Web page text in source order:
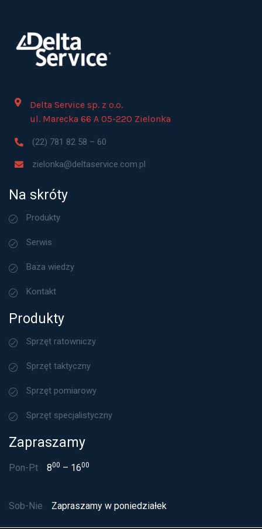
Delta Service sp. z o.o.
ul. Marecka 66 A 05-220 Zielonka
(22) 781 82 58 – 60
zielonka@deltaservice.com.pl
Na skróty
Produkty
Serwis
Baza wiedzy
Kontakt
Produkty
Sprzęt ratowniczy
Sprzęt taktyczny
Sprzęt pomiarowy
Sprzęt specjalistyczny
Zapraszamy
Pon-Pt 800 – 1600
Sob-Nie Zapraszamy w poniedziałek